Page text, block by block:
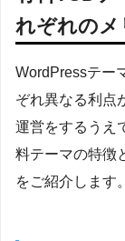
れぞれのメ
WordPressテー
ぞれ異なる利点
運営をするうえ
料テーマの特徴
をご紹介します。